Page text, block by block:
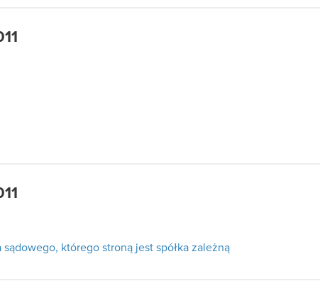
którego stroną jest spółka zależną